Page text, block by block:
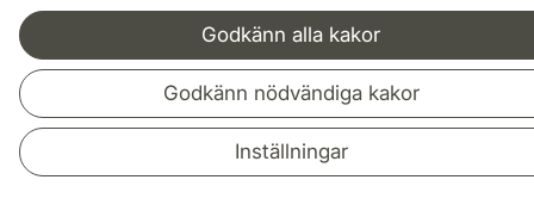
Godkänn alla kakor
Godkänn nödvändiga kakor
Inställningar